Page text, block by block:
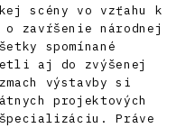
scény vo vzťahu k
zavŕšenie národnej
spomínané
aj do zvýšenej
výstavby si
projektových
Práve